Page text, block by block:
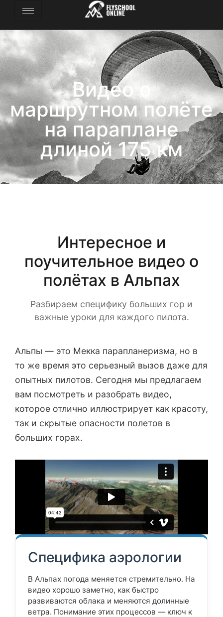
Видео о
маршрутном полёте
на параплане
длиной 175 км
Интересное и
поучительное видео о
полётах в Альпах
Разбираем специфику больших гор и
важные уроки для каждого пилота.
Альпы — это Мекка парапланеризма, но в
то же время это серьезный вызов даже для
опытных пилотов. Сегодня мы предлагаем
вам посмотреть и разобрать видео,
которое отлично иллюстрирует как красоту,
так и скрытые опасности полетов в
больших горах.
Специфика аэрологии
В Альпах погода меняется стремительно. На
видео хорошо заметно, как быстро
развиваются облака и меняются долинные
ветра. Понимание этих процессов — ключ к